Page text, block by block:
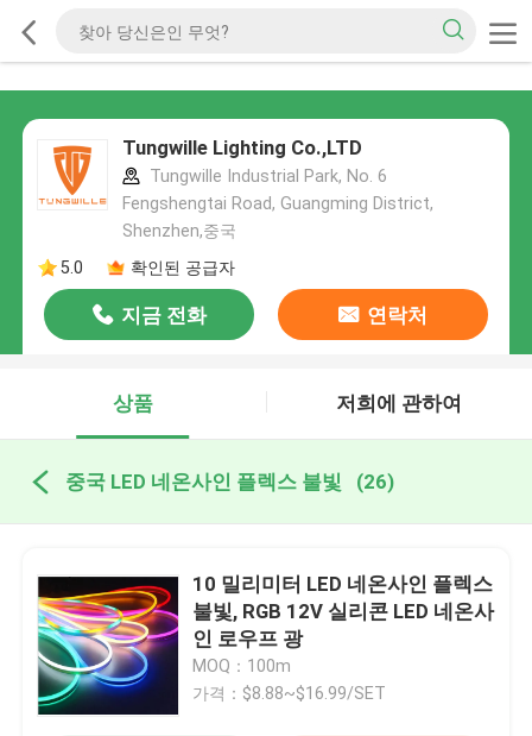
Tungwille Lighting Co.,LTD
Tungwille Industrial Park, No. 6
Fengshengtai Road, Guangming District,
Shenzhen,중국
5.0
확인된 공급자
지금 전화 연락처
상품 저희에 관하여
중국 LED 네온사인 플렉스 불빛 (26)
10 밀리미터 LED 네온사인 플렉스
불빛, RGB 12V 실리콘 LED 네온사
인 로우프 광
MOQ：100m
가격：$8.88~$16.99/SET